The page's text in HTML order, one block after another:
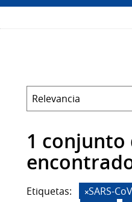
1 conjunto
Etiquetas: SARS-